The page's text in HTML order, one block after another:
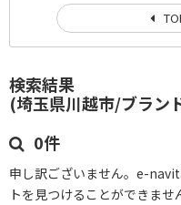
検索結果
(埼玉県川越市/ブラン
0件
申し訳ございません。e-
トを見つけることができませ